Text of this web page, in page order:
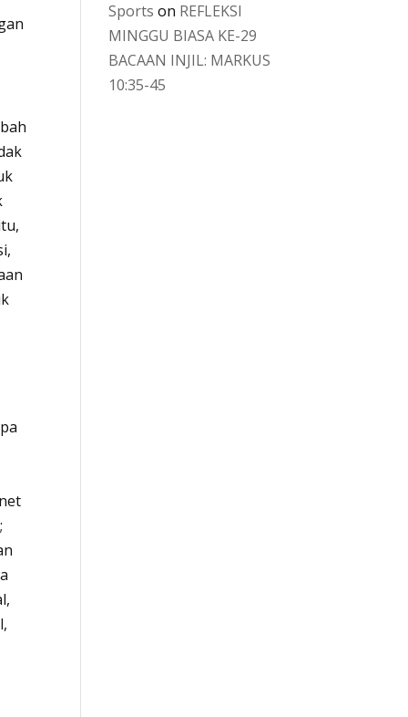
Sports on REFLEKSI
MINGGU BIASA KE-29
BACAAN INJIL: MARKUS
10:35-45